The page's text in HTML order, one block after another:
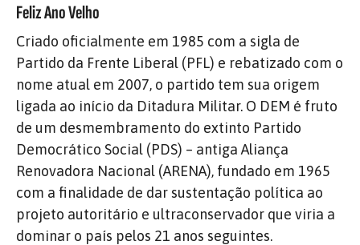
Feliz Ano Velho
Criado oficialmente em 1985 com a sigla de
Partido da Frente Liberal (PFL) e rebatizado com o
nome atual em 2007, o partido tem sua origem
ligada ao início da Ditadura Militar. O DEM é fruto
de um desmembramento do extinto Partido
Democrático Social (PDS) – antiga Aliança
Renovadora Nacional (ARENA), fundado em 1965
com a finalidade de dar sustentação política ao
projeto autoritário e ultraconservador que viria a
dominar o país pelos 21 anos seguintes.